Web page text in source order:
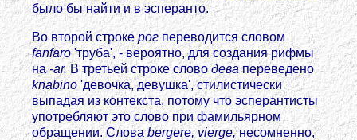
было бы найти и в эсперанто.
Во второй строке рог переводится словом
fanfaro'труба', - вероятно, для создания рифмы
на-ar.В третьей строке словодевапереведено
knabino 'девочка, девушка', стилистически
выпадая из контекста, потому что эсперантисты
употребляют это слово при фамильярном
обращении. Словаbergere, vierge,несомненно,